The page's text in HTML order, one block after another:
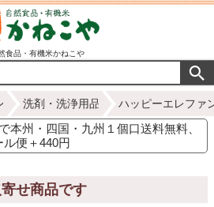
食品・有機米かねこや
洗剤・洗浄用品 ハッピーエレファ
本州・四国・九州１個口送料無料、
ル便＋440円
せ商品です